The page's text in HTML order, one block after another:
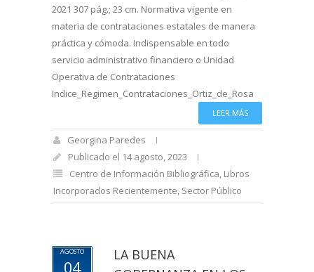
2021 307 pág.; 23 cm. Normativa vigente en
materia de contrataciones estatales de manera
práctica y cómoda. Indispensable en todo
servicio administrativo financiero o Unidad
Operativa de Contrataciones
Indice_Regimen_Contrataciones_Ortiz_de_Rosa
LEER MÁS
Georgina Paredes
Publicado el 14 agosto, 2023
Centro de Información Bibliográfica, Libros
Incorporados Recientemente, Sector Público
AGOSTO
04
LA BUENA